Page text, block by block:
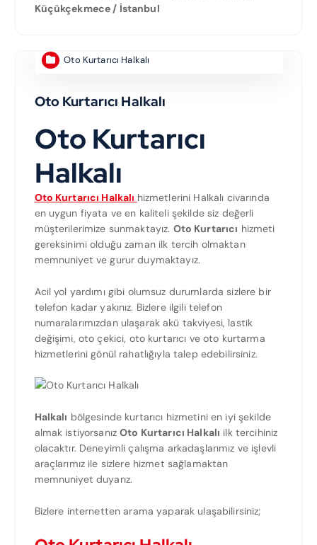
Küçükçekmece / İstanbul
Oto Kurtarıcı Halkalı
Oto Kurtarıcı Halkalı
Oto Kurtarıcı
Halkalı
Oto Kurtarıcı Halkalı hizmetlerini Halkalı civarında
en uygun fiyata ve en kaliteli şekilde siz değerli
müşterilerimize sunmaktayız. Oto Kurtarıcı hizmeti
gereksinimi olduğu zaman ilk tercih olmaktan
memnuniyet ve gurur duymaktayız.
Acil yol yardımı gibi olumsuz durumlarda sizlere bir
telefon kadar yakınız. Bizlere ilgili telefon
numaralarımızdan ulaşarak akü takviyesi, lastik
değişimi, oto çekici, oto kurtarıcı ve oto kurtarma
hizmetlerini gönül rahatlığıyla talep edebilirsiniz.
Halkalı bölgesinde kurtarıcı hizmetini en iyi şekilde
almak istiyorsanızOto Kurtarıcı Halkalı ilk tercihiniz
olacaktır. Deneyimli çalışma arkadaşlarımız ve işlevli
araçlarımız ile sizlere hizmet sağlamaktan
memnuniyet duyarız.
Bizlere internetten arama yaparak ulaşabilirsiniz;